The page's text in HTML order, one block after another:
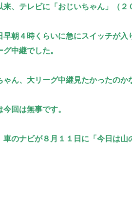
来、テレビに「おじいちゃん」（２
早朝４時くらいに急にスイッチが
中継でした。
ゃん、大リーグ中継見たかったのか
回は無事です。
車のナビが８月１１日に「今日は